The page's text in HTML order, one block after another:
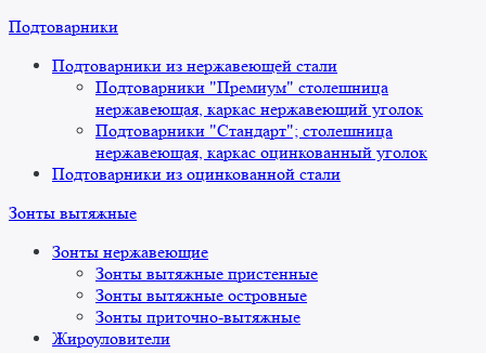
Подтоварники
Подтоварники из нержавеющей стали
Подтоварники "Премиум" столешница
нержавеющая, каркас нержавеющий уголок
Подтоварники "Стандарт"; столешница
нержавеющая, каркас оцинкованный уголок
Подтоварники из оцинкованной стали
Зонты вытяжные
Зонты нержавеющие
Зонты вытяжные пристенные
Зонты вытяжные островные
Зонты приточно-вытяжные
Жироуловители